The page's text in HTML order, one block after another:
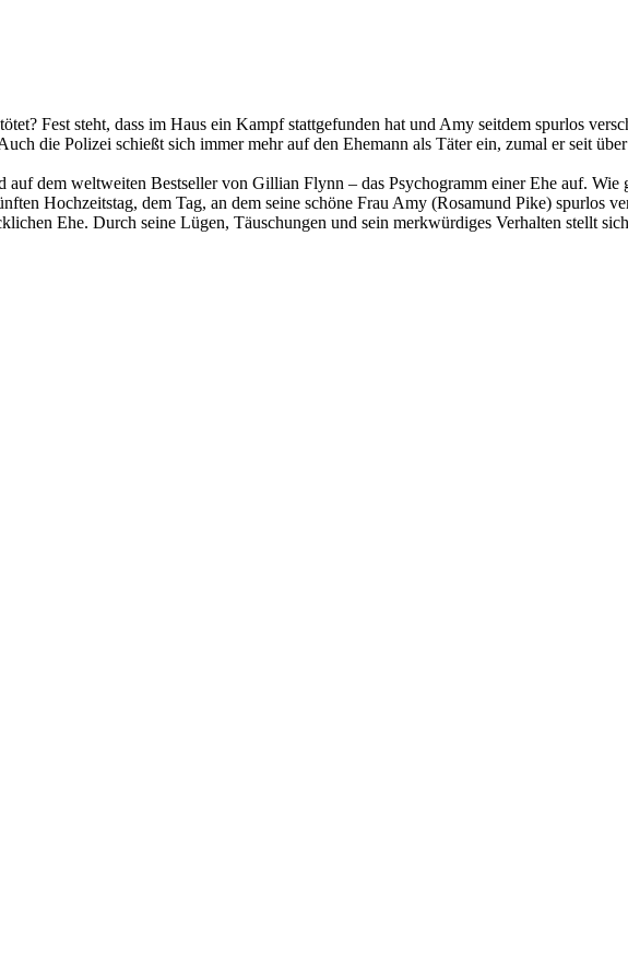
Fest steht, dass im Haus ein Kampf stattgefunden hat und Amy seitdem spurlos
die Polizei schießt sich immer mehr auf den Ehemann als Täter ein, zumal er seit
dem weltweiten Bestseller von Gillian Flynn – das Psychogramm einer Ehe auf. Wie
Hochzeitstag, dem Tag, an dem seine schöne Frau Amy (Rosamund Pike) spurlos
Ehe. Durch seine Lügen, Täuschungen und sein merkwürdiges Verhalten stellt